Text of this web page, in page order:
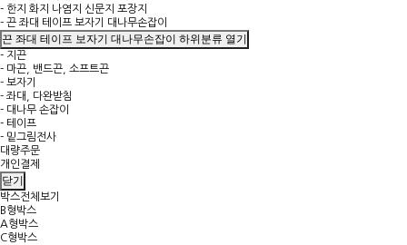
- 한지 화지 나염지 신문지 포장지
- 끈 좌대 테이프 보자기 대나무손잡이
끈 좌대 테이프 보자기 대나무손잡이 하위분류 열기
- 지끈
- 마끈, 밴드끈, 소프트끈
- 보자기
- 좌대, 다완받침
- 대나무 손잡이
- 테이프
- 밑그림전사
대량주문
개인결제
닫기
박스전체보기
B형박스
A형박스
C형박스